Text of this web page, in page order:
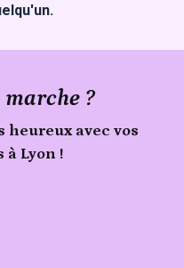
?
heureux avec vos
Lyon !